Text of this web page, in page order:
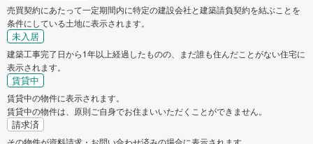
売買契約にあたって一定期間内に特定の建設会社と建築請負契約を結ぶことを
条件にしている土地に表示されます。
未入居
建築工事完了日から1年以上経過したものの、まだ誰も住んだことがない住宅に
表示されます。
賃貸中
賃貸中の物件に表示されます。
賃貸中の物件は、原則ご自身でお住まいいただくことができません。
請求済
その物件が資料請求・お問い合わせ済みの場合に表示されます。